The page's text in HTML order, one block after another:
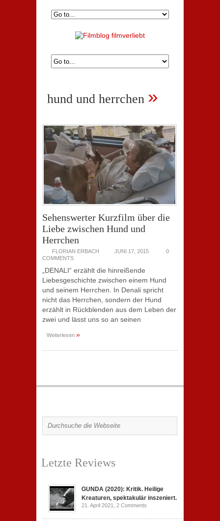
hund und herrchen »
Sehenswerter Kurzfilm über die
Liebe zwischen Hund und
Herrchen
FLORIAN ERBACH JUNI 17, 2015
0
COMMENTS
„DENALI“ erzählt die hinreißende
Liebesgeschichte zwischen einem Hund
und seinem Herrchen. In Denali spricht
nicht das Herrchen, sondern der Hund
erzählt in Rückblenden aus dem Leben der
zwei und lässt uns so an seinen
Weiterlesen »
Letzte Reviews
GUNDA (2020): Kritik. Heilige
Kreaturen, spektakulär inszeniert.
21. April 2021, 2 Comments